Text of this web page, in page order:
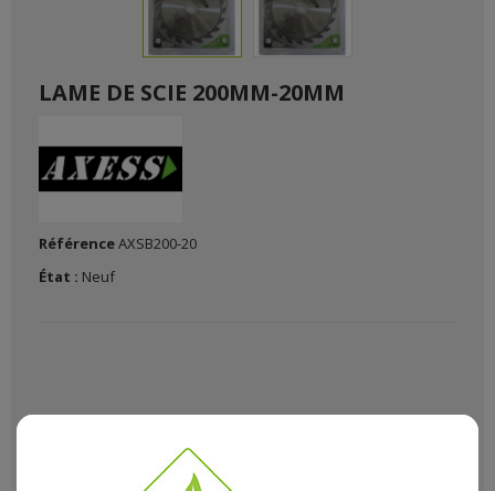
LAME DE SCIE 200MM-20MM
RéférenceAXSB200-20
État : Neuf